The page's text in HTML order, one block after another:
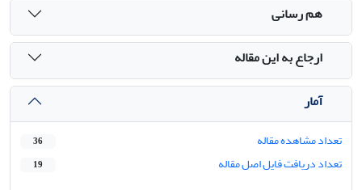
هم رسانی
ارجاع به این مقاله
آمار
تعداد مشاهده مقاله 36
تعداد دریافت فایل اصل مقاله 19